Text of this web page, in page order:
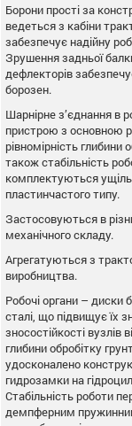
Борони прості за
ведеться з кабіни
забезпечує надійну
Зрушення задньої
дефлекторів
борозен.
Шарнірне з’єднання в
пристрою з основною
рівномірність глибини
також стабільність
комплектуються
пластинчастого типу.
Застосовуються в
механічного складу.
Агрегатуються з
виробництва.
Робочі органи – диски
сталі, що підвищує їх
зносостійкості вузлів
глибини обробітку
удосконалено
гидрозамки на
Стабільність роботи
демпферним